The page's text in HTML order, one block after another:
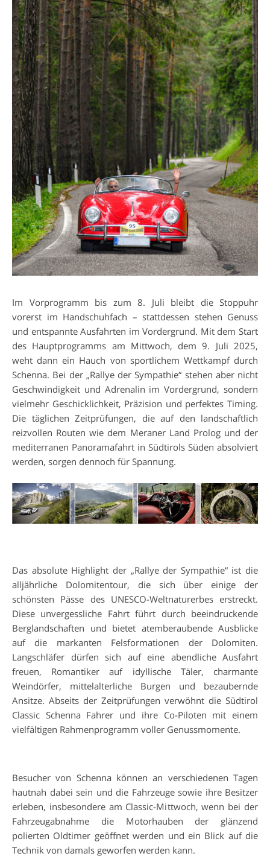
Im Vorprogramm bis zum 8. Juli bleibt die Stoppuhr
vorerst im Handschuhfach – stattdessen stehen Genuss
und entspannte Ausfahrten im Vordergrund. Mit dem Start
des Hauptprogramms am Mittwoch, dem 9. Juli 2025,
weht dann ein Hauch von sportlichem Wettkampf durch
Schenna. Bei der „Rallye der Sympathie“ stehen aber nicht
Geschwindigkeit und Adrenalin im Vordergrund, sondern
vielmehr Geschicklichkeit, Präzision und perfektes Timing.
Die täglichen Zeitprüfungen, die auf den landschaftlich
reizvollen Routen wie dem Meraner Land Prolog und der
mediterranen Panoramafahrt in Südtirols Süden absolviert
werden, sorgen dennoch für Spannung.
Das absolute Highlight der „Rallye der Sympathie“ ist die
alljährliche Dolomitentour, die sich über einige der
schönsten Pässe des UNESCO-Weltnaturerbes erstreckt.
Diese unvergessliche Fahrt führt durch beeindruckende
Berglandschaften und bietet atemberaubende Ausblicke
auf die markanten Felsformationen der Dolomiten.
Langschläfer dürfen sich auf eine abendliche Ausfahrt
freuen, Romantiker auf idyllische Täler, charmante
Weindörfer, mittelalterliche Burgen und bezaubernde
Ansitze. Abseits der Zeitprüfungen verwöhnt die Südtirol
Classic Schenna Fahrer und ihre Co-Piloten mit einem
vielfältigen Rahmenprogramm voller Genussmomente.
Besucher von Schenna können an verschiedenen Tagen
hautnah dabei sein und die Fahrzeuge sowie ihre Besitzer
erleben, insbesondere am Classic-Mittwoch, wenn bei der
Fahrzeugabnahme die Motorhauben der glänzend
polierten Oldtimer geöffnet werden und ein Blick auf die
Technik von damals geworfen werden kann.